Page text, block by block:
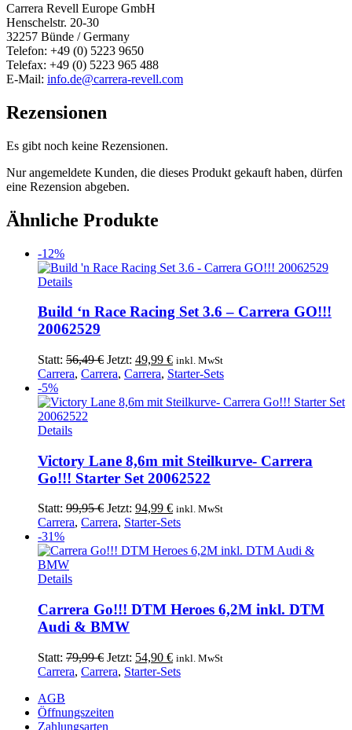
Carrera Revell Europe GmbH
Henschelstr. 20-30
32257 Bünde / Germany
Telefon: +49 (0) 5223 9650
Telefax: +49 (0) 5223 965 488
E-Mail: info.de@carrera-revell.com
Rezensionen
Es gibt noch keine Rezensionen.
Nur angemeldete Kunden, die dieses Produkt gekauft haben, dürfen
eine Rezension abgeben.
Ähnliche Produkte
-12%
Details
Build ‘n Race Racing Set 3.6 – Carrera GO!!!
20062529
Statt: 56,49€ Ursprünglicher
Preis
56,49 €
Jetzt: 49,99 €Aktueller
Preis
49,99 €.
inkl. MwSt
Carrera, Carrera, Carrera, Starter-Sets
-5%
Details
Victory Lane 8,6m mit Steilkurve- Carrera
Go!!! Starter Set 20062522
Statt: 99,95€ Ursprünglicher
Preis
99,95 €
Jetzt: 94,99 €Aktueller
Preis
94,99 €.
inkl. MwSt
Carrera, Carrera, Starter-Sets
-31%
Details
Carrera Go!!! DTM Heroes 6,2M inkl. DTM
Audi & BMW
Statt: 79,99€ Ursprünglicher
Preis
Jetzt: 54,90 €Aktueller
Preis
inkl. MwSt
Carrera, Carrera, Starter-Sets
AGB
Öffnungszeiten
Zahlungsarten